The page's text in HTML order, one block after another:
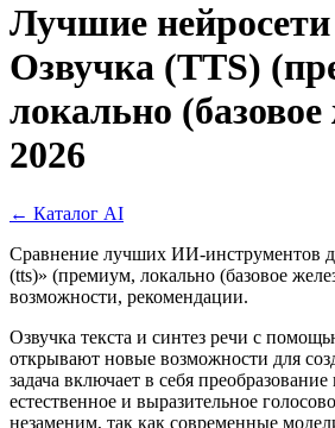
Лучшие
Озвучка (TTS)
локально
2026
← Каталог AI
Сравнение лучших ИИ-инструментов
(tts)» (премиум, локально (базовое
возможности, рекомендации.
Озвучка текста и синтез речи с
открывают новые возможности для
задача включает в себя
естественное и выразительное
незаменим, так как современные